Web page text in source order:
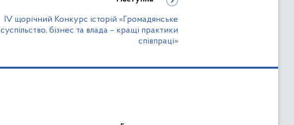
IV щорічний Конкурс історій «Громадянське
суспільство, бізнес та влада – кращі практики
співпраці»